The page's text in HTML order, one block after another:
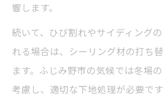
響します。
続いて、ひび割れやサイディング
れる場合は、シーリング材の打ち
ます。ふじみ野市の気候では冬場
考慮し、適切な下地処理が必要で